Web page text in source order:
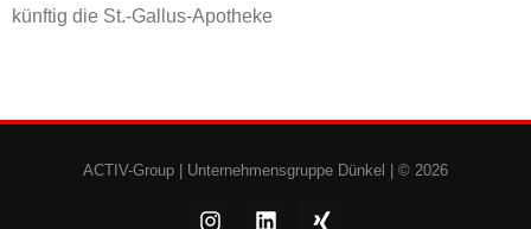
künftig die St.-Gallus-Apotheke
ACTIV-Group | Unternehmensgruppe Dünkel | © 2026